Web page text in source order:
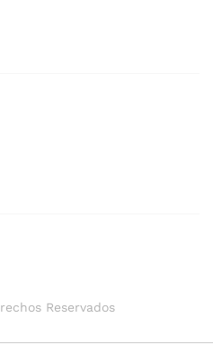
Reservados